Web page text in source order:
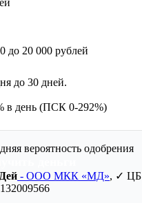
до 20 000 рублей
до 30 дней.
в день (ПСК 0-292%)
вероятность одобрения
- ООО МКК «МД», ✓ ЦБ